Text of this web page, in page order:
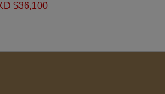
$36,100